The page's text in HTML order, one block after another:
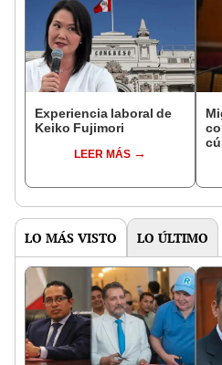
Experiencia laboral de
Keiko Fujimori
LEER MÁS
LO MÁS VISTO LO ÚLTIMO